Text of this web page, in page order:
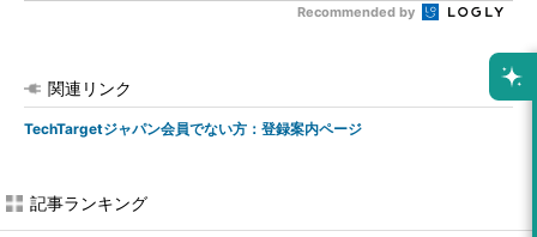
Recommended by
関連リンク
TechTargetジャパン会員でない方：登録案内ページ
記事ランキング